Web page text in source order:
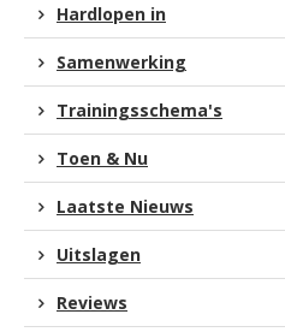
Hardlopen in
Samenwerking
Trainingsschema's
Toen & Nu
Laatste Nieuws
Uitslagen
Reviews